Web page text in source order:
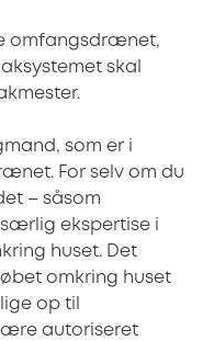
omfangsdrænet,
skal
som er i
For selv om du
– såsom
ekspertise i
huset. Det
omkring huset
op til
autoriseret